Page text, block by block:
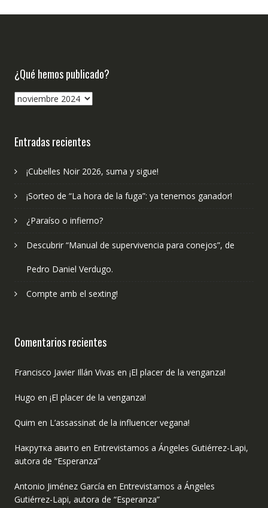
¿Qué hemos publicado?
¿Qué
Entradas recientes
¡Cubelles Noir 2026, suma y sigue!
¡Sorteo de “La hora de la fuga”: ya tenemos ganador!
¿Paraíso o infierno?
Descubrir “Manual de supervivencia para conejos”, de
Pedro Daniel Verdugo.
Compte amb el sexting!
Comentarios recientes
Francisco Javier Illán Vivas en ¡El placer de la venganza!
Hugo en ¡El placer de la venganza!
Quim en L’assassinat de la influencer vegana!
Накрутка авито en Entrevistamos a Ángeles Gutiérrez-Lapi,
autora de “Esperanza”
Antonio Jiménez García en Entrevistamos a Ángeles
Gutiérrez-Lapi, autora de “Esperanza”